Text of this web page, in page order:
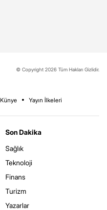
© Copyright 2026 Tüm Hakları Gizlidir.
Künye Yayın İlkeleri
Son Dakika
Sağlık
Teknoloji
Finans
Turizm
Yazarlar